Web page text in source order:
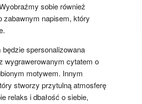
sobie również
zabawnym napisem, który
spersonalizowana
wygrawerowanym cytatem o
motywem. Innym
stworzy przytulną atmosferę
relaks i dbałość o siebie,